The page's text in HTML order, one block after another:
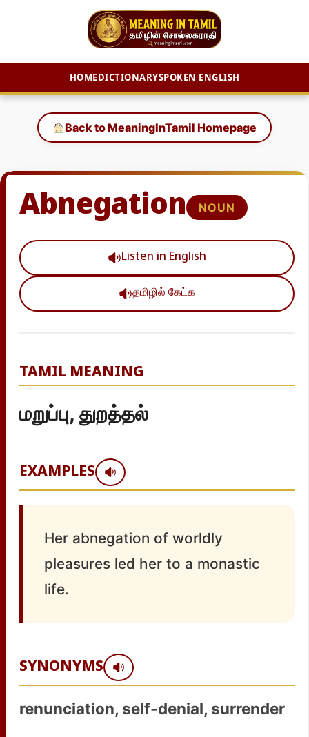
HOMEDICTIONARYSPOKEN ENGLISH
content
Back to MeaningInTamil Homepage
Abnegation NOUN
Listen in English
தமிழில் கேட்க
TAMIL MEANING
மறுப்பு, துறத்தல்
EXAMPLES
Her abnegation of worldly
pleasures led her to a monastic
life.
SYNONYMS
renunciation, self-denial, surrender